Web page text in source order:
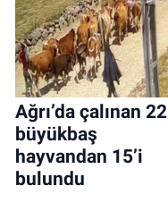
Ağrı’da çalınan 22
büyükbaş
hayvandan 15’i
bulundu